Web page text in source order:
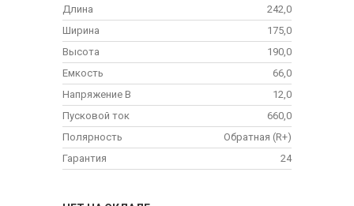
Длина
242,0
Ширина
175,0
Высота
190,0
Емкость
66,0
Напряжение В
12,0
Пусковой ток
660,0
Полярность
Обратная (R+)
Гарантия
24